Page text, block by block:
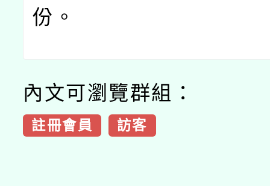
份。
內文可瀏覽群組：
註冊會員 訪客